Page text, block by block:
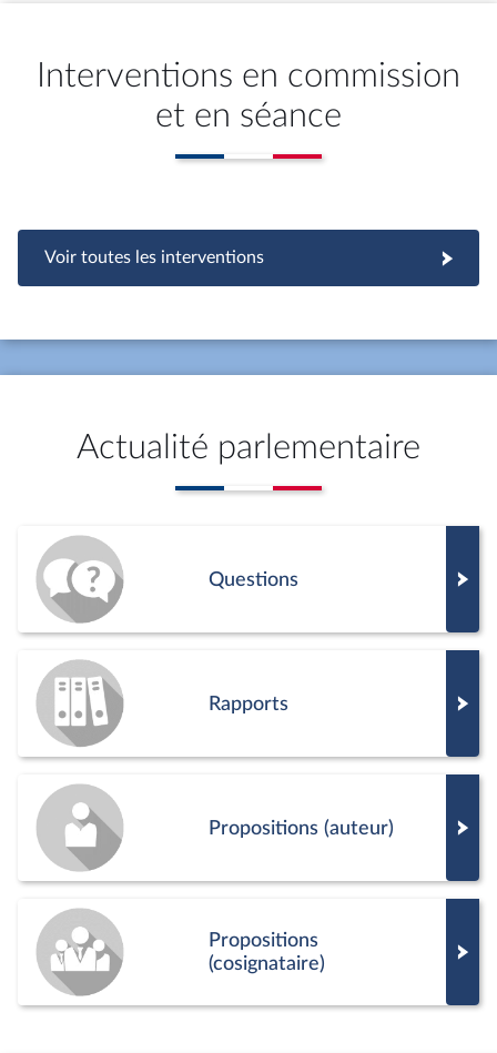
Interventions en commission
et en séance
Voir toutes les interventions
Actualité parlementaire
Questions
Rapports
Propositions (auteur)
Propositions
(cosignataire)